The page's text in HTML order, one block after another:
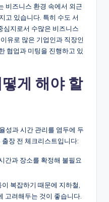
비즈니스 환경 속에서 외근
고 있습니다. 특히 수도 서
심지로서 수많은 비즈니스
유로 많은 기업인과 직장인
협업과 미팅을 진행하고 있
게 해야 할
성과 시간 관리를 염두에 두
장 전 체크리스트입니다:
간과 장소를 확정해 불필요
이 복잡하기 때문에 지하철,
고려해두는 것이 좋습니다.